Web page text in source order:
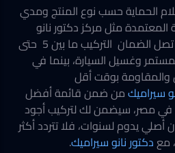
الحماية حسب نوع المنتج ومدي
المعتمدة مثل مركز دكتور نانو
تصل الضمان التركيب ما بين 5 حتى
وغسيل السيارة، بينما في
والمقاومة بوقت أقل
سيراميكمن ضمن قائمة أفضل
في مصر، سيضمن لك لتركيب أجود
أصلي يدوم لسنوات، فلا تتردد أكثر
معدكتور نانو سيراميك.